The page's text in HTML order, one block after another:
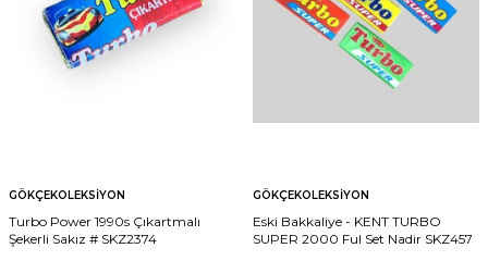
GÖKÇEKOLEKSIYON
Turbo Power 1990s Çıkartmalı
Şekerli Sakız # SKZ2374
GÖKÇEKOLEKSIYON
Eski Bakkaliye - KENT TURBO
SUPER 2000 Ful Set Nadir SKZ457